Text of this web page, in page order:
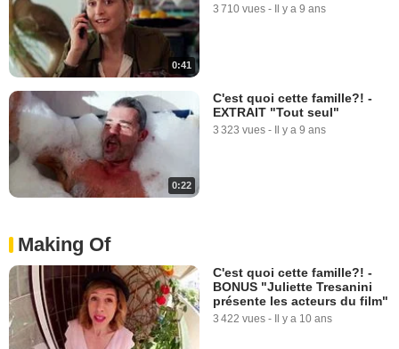
0:41
3 710 vues - Il y a 9 ans
0:22
C'est quoi cette famille?! -
EXTRAIT "Tout seul"
3 323 vues - Il y a 9 ans
Making Of
C'est quoi cette famille?! -
BONUS "Juliette Tresanini
présente les acteurs du film"
3 422 vues - Il y a 10 ans